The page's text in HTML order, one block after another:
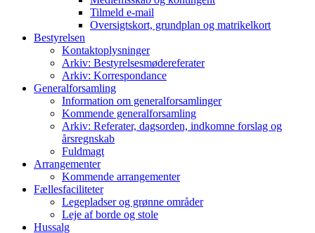
Tilmeld e-mail
Oversigtskort, grundplan og matrikelkort
Bestyrelsen
Kontaktoplysninger
Arkiv: Bestyrelsesmødereferater
Arkiv: Korrespondance
Generalforsamling
Information om generalforsamlinger
Kommende generalforsamling
Arkiv: Referater, dagsorden, indkomne forslag og
årsregnskab
Fuldmagt
Arrangementer
Kommende arrangementer
Fællesfaciliteter
Legepladser og grønne områder
Leje af borde og stole
Hussalg